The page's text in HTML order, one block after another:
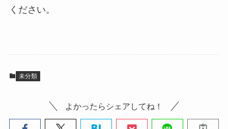
ください。
未分類
よかったらシェアしてね！